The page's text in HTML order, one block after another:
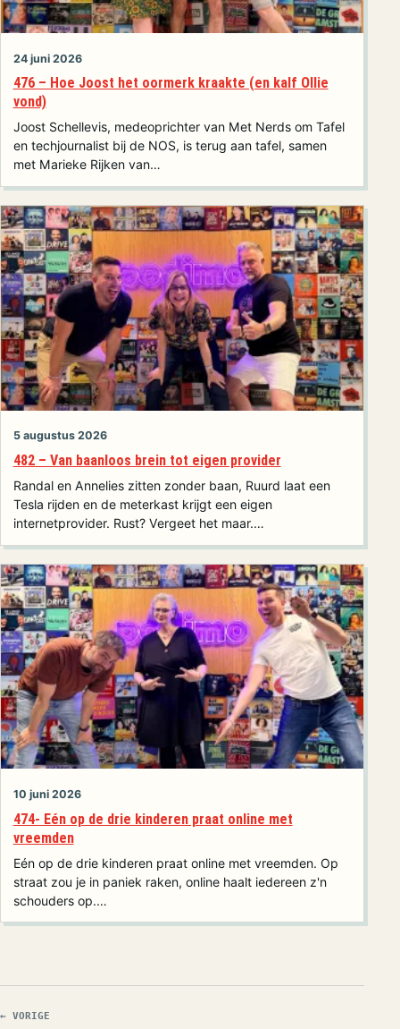
24 juni 2026
476 – Hoe Joost het oormerk kraakte (en kalf Ollie
vond)
Joost Schellevis, medeoprichter van Met Nerds om Tafel
en techjournalist bij de NOS, is terug aan tafel, samen
met Marieke Rijken van…
5 augustus 2026
482 – Van baanloos brein tot eigen provider
Randal en Annelies zitten zonder baan, Ruurd laat een
Tesla rijden en de meterkast krijgt een eigen
internetprovider. Rust? Vergeet het maar.…
10 juni 2026
474- Eén op de drie kinderen praat online met
vreemden
Eén op de drie kinderen praat online met vreemden. Op
straat zou je in paniek raken, online haalt iedereen z'n
schouders op.…
← VORIGE